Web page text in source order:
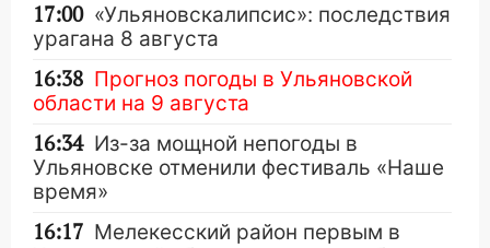
17:00 «Ульяновскалипсис»: последствия
урагана 8 августа
16:38 Прогноз погоды в Ульяновской
области на 9 августа
16:34 Из-за мощной непогоды в
Ульяновске отменили фестиваль «Наше
время»
16:17 Мелекесский район первым в